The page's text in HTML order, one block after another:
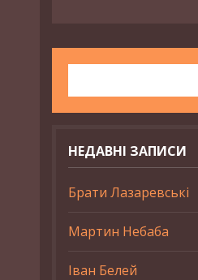
НЕДАВНІ ЗАПИСИ
Брати Лазаревські
Мартин Небаба
Іван Белей